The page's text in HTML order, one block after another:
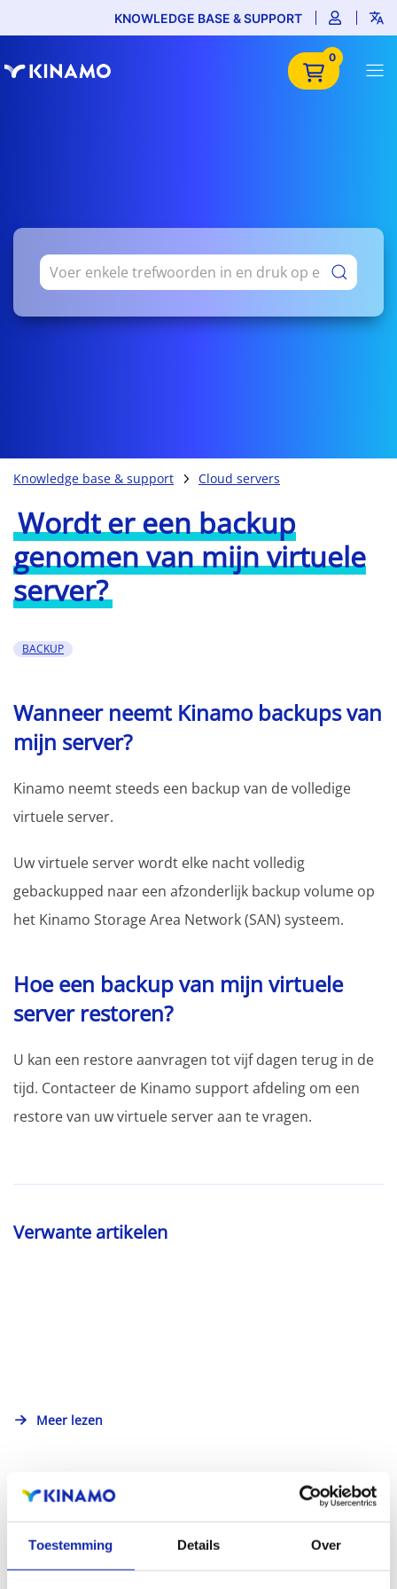
Toestemming Details Over
KNOWLEDGE BASE & SUPPORT
0
Knowledge base & support Cloud servers
Wordt er een backup
genomen van mijn virtuele
server?
BACKUP
Wanneer neemt Kinamo backups van
mijn server?
Kinamo neemt steeds een backup van de volledige
virtuele server.
Uw virtuele server wordt elke nacht volledig
gebackupped naar een afzonderlijk backup volume op
het Kinamo Storage Area Network (SAN) systeem.
Hoe een backup van mijn virtuele
server restoren?
U kan een restore aanvragen tot vijf dagen terug in de
tijd. Contacteer de Kinamo support afdeling om een
restore van uw virtuele server aan te vragen.
Verwante artikelen
Meer lezen